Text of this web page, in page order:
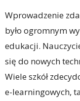
Wprowadzenie
było ogromnym
edukacji.
się do nowych
Wiele szkół
e-learningowych,